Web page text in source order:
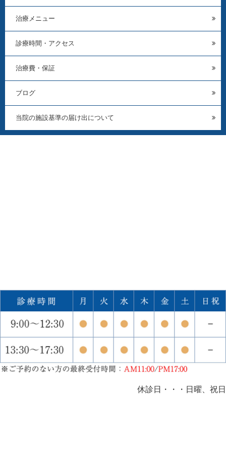
治療メニュー
診療時間・アクセス
治療費・保証
ブログ
当院の施設基準の届け出について
休診日・・・日曜、祝日